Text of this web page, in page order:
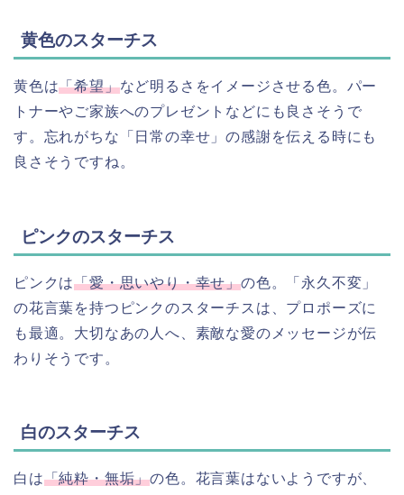
黄色のスターチス
黄色は「希望」など明るさをイメージさせる色。パー
トナーやご家族へのプレゼントなどにも良さそうで
す。忘れがちな「日常の幸せ」の感謝を伝える時にも
良さそうですね。
ピンクのスターチス
ピンクは「愛・思いやり・幸せ」の色。「永久不変」
の花言葉を持つピンクのスターチスは、プロポーズに
も最適。大切なあの人へ、素敵な愛のメッセージが伝
わりそうです。
白のスターチス
白は「純粋・無垢」の色。花言葉はないようですが、